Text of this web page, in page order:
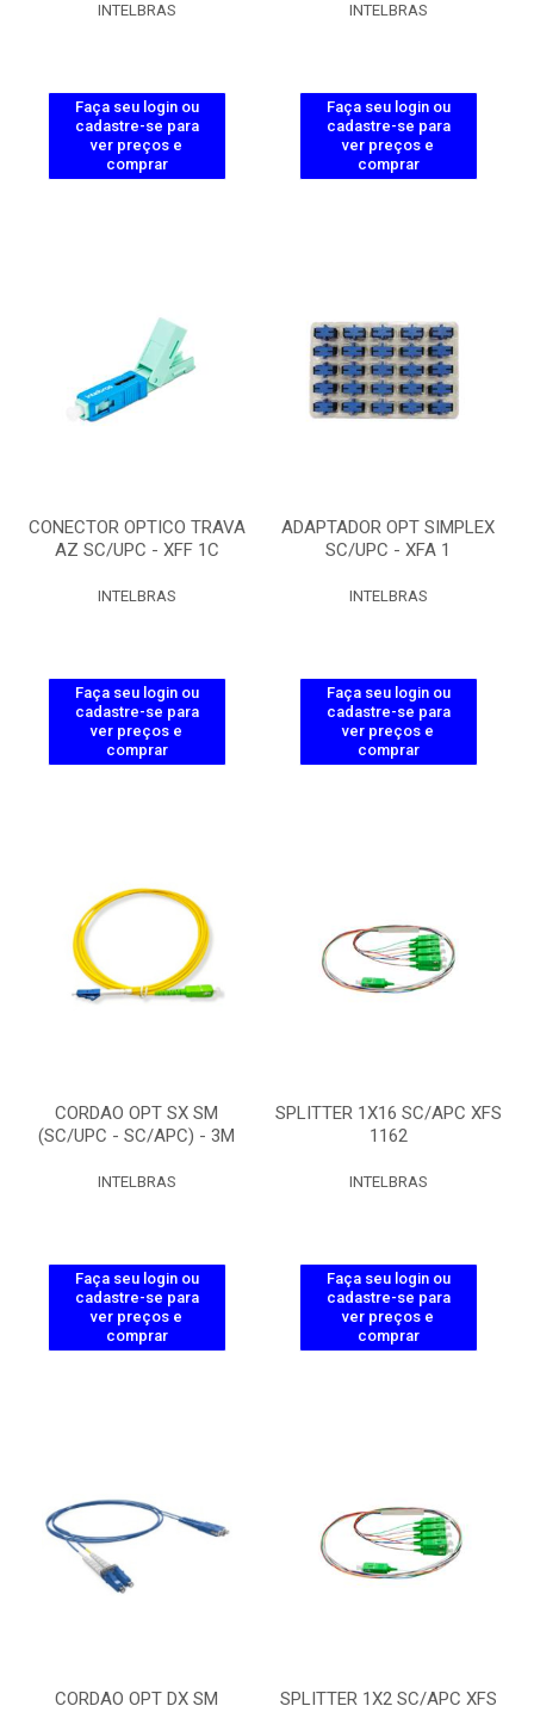
INTELBRAS
Faça seu login ou
cadastre-se para
ver preços e
comprar
INTELBRAS
Faça seu login ou
cadastre-se para
ver preços e
comprar
CONECTOR OPTICO TRAVA
AZ SC/UPC - XFF 1C
INTELBRAS
Faça seu login ou
cadastre-se para
ver preços e
comprar
ADAPTADOR OPT SIMPLEX
SC/UPC - XFA 1
INTELBRAS
Faça seu login ou
cadastre-se para
ver preços e
comprar
CORDAO OPT SX SM
(SC/UPC - SC/APC) - 3M
INTELBRAS
Faça seu login ou
cadastre-se para
ver preços e
comprar
SPLITTER 1X16 SC/APC XFS
1162
INTELBRAS
Faça seu login ou
cadastre-se para
ver preços e
comprar
CORDAO OPT DX SM
SPLITTER 1X2 SC/APC XFS